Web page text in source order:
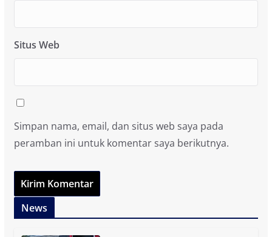
Situs Web
Simpan nama, email, dan situs web saya pada
peramban ini untuk komentar saya berikutnya.
News